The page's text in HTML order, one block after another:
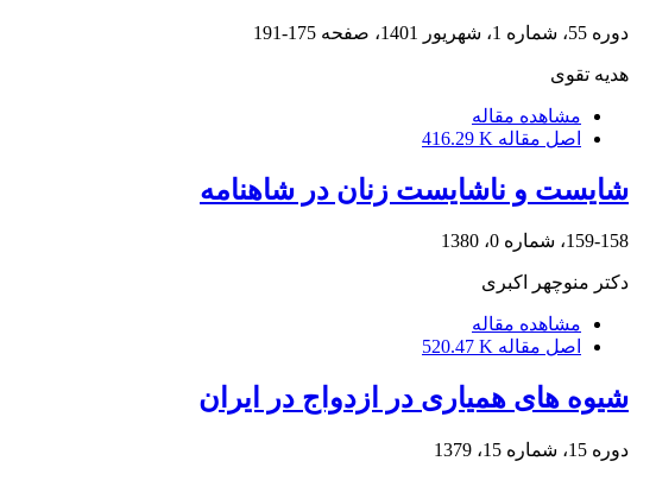
دوره 55، شماره 1، شهریور 1401، صفحه 175-191
هدیه تقوی
مشاهده مقاله
اصل مقاله 416.29 K
شایست و ناشایست زنان در شاهنامه
159-158، شماره 0، 1380
دکتر منوچهر اکبری
مشاهده مقاله
اصل مقاله 520.47 K
شیوه های همیاری در ازدواج در ایران
دوره 15، شماره 15، 1379